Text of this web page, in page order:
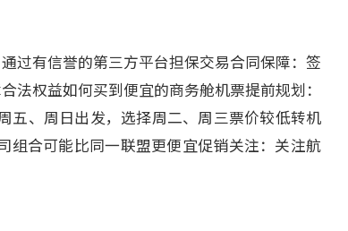
过有信誉的第三方平台担保交易合同保障：签
法权益如何买到便宜的商务舱机票提前规划：
五、周日出发，选择周二、周三票价较低转机
组合可能比同一联盟更便宜促销关注：关注航